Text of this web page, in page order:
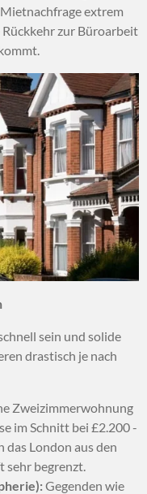
extrem
zur Büroarbeit
sein und solide
drastisch je nach
Zweizimmerwohnung
im Schnitt bei £2.200 -
London aus den
sehr begrenzt.
Gegenden wie